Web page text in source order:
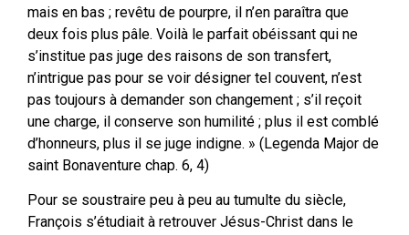
mais en bas ; revêtu de pourpre, il n’en paraîtra que
deux fois plus pâle. Voilà le parfait obéissant qui ne
s’institue pas juge des raisons de son transfert,
n’intrigue pas pour se voir désigner tel couvent, n’est
pas toujours à demander son changement ; s’il reçoit
une charge, il conserve son humilité ; plus il est comblé
d’honneurs, plus il se juge indigne. » (Legenda Major de
saint Bonaventure chap. 6, 4)
Pour se soustraire peu à peu au tumulte du siècle,
François s’étudiait à retrouver Jésus-Christ dans le